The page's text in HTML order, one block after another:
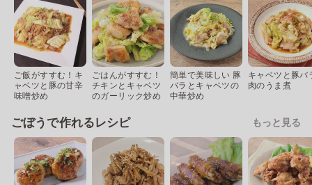
ご飯がすすむ！キ
ャベツと豚の甘辛
味噌炒め
ごはんがすすむ！
チキンとキャベツ
のガーリック炒め
簡単で美味しい 豚
バラとキャベツの
中華炒め
キャベツと豚バ
肉のうま煮
ごぼうで作れるレシピ もっと見る